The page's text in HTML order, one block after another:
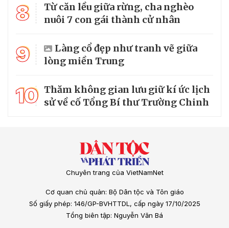
8
Từ căn lều giữa rừng, cha nghèo
nuôi 7 con gái thành cử nhân
9
Làng cổ đẹp như tranh vẽ giữa
lòng miền Trung
10 Thăm không gian lưu giữ kí ức lịch
sử về cố Tổng Bí thư Trường Chinh
Chuyên trang của VietNamNet
Cơ quan chủ quản: Bộ Dân tộc và Tôn giáo
Số giấy phép: 146/GP-BVHTTDL, cấp ngày 17/10/2025
Tổng biên tập: Nguyễn Văn Bá